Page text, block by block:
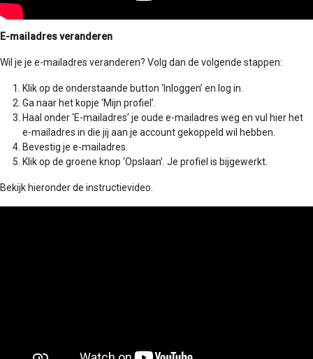
E-mailadres veranderen
Wil je je e-mailadres veranderen? Volg dan de volgende stappen:
Klik op de onderstaande button ‘Inloggen’ en log in.
Ga naar het kopje ‘Mijn profiel’.
Haal onder ‘E-mailadres’ je oude e-mailadres weg en vul hier het
e-mailadres in die jij aan je account gekoppeld wil hebben.
Bevestig je e-mailadres.
Klik op de groene knop ‘Opslaan’. Je profiel is bijgewerkt.
Bekijk hieronder de instructievideo.